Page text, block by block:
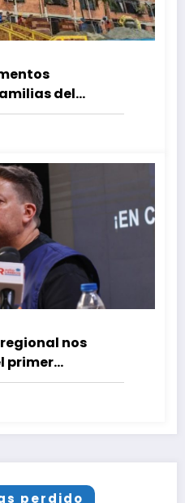
del
en La Guaira
nos
primer
del 24J
perdido